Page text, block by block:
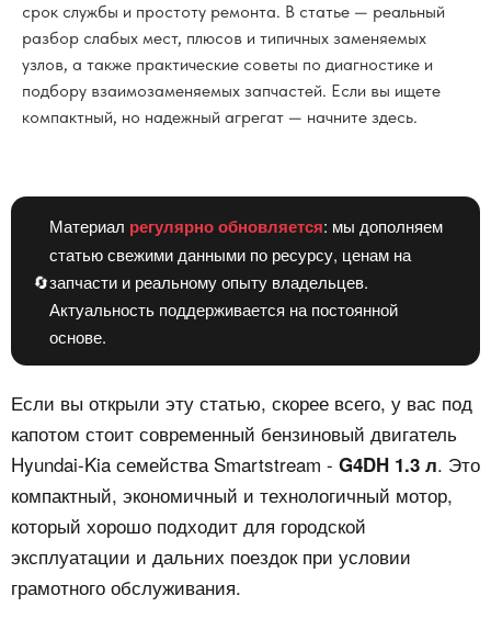
срок службы и простоту ремонта. В статье — реальный
разбор слабых мест, плюсов и типичных заменяемых
узлов, а также практические советы по диагностике и
подбору взаимозаменяемых запчастей. Если вы ищете
компактный, но надежный агрегат — начните здесь.
🔄
Материал регулярно обновляется: мы дополняем
статью свежими данными по ресурсу, ценам на
запчасти и реальному опыту владельцев.
Актуальность поддерживается на постоянной
основе.
Если вы открыли эту статью, скорее всего, у вас под
капотом стоит современный бензиновый двигатель
Hyundai-Kia семейства Smartstream - G4DH 1.3 л. Это
компактный, экономичный и технологичный мотор,
который хорошо подходит для городской
эксплуатации и дальних поездок при условии
грамотного обслуживания.